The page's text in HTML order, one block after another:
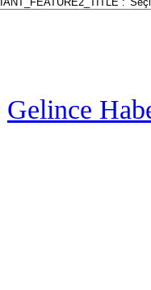
Gelince